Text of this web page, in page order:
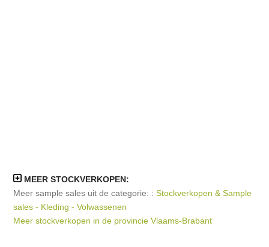
MEER STOCKVERKOPEN:
Meer sample sales uit de categorie: :Stockverkopen & Sample
sales - Kleding - Volwassenen
Meer stockverkopen in de provincie Vlaams-Brabant